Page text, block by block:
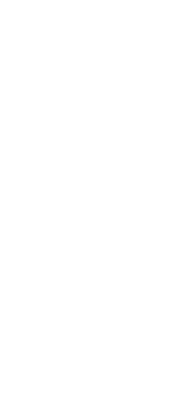
розетке